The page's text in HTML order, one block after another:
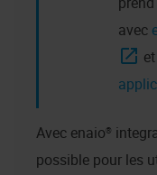
avec
et
Avec enaio®
possible pour les